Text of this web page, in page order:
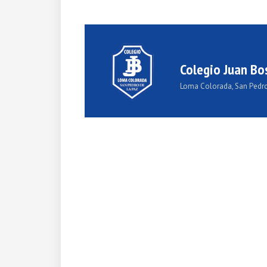
Colegio Juan
Loma Colorada, San